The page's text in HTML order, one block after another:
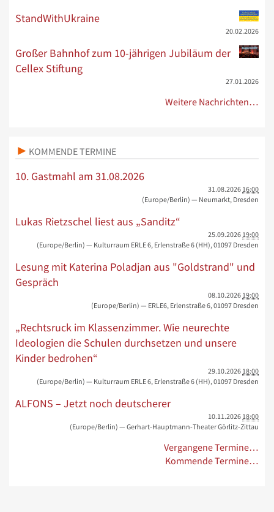
StandWithUkraine
20.02.2026
Großer Bahnhof zum 10-jährigen Jubiläum der
Cellex Stiftung
27.01.2026
Weitere Nachrichten…
KOMMENDE TERMINE
10. Gastmahl am 31.08.2026
31.08.2026 16:00
(Europe/Berlin) — Neumarkt, Dresden
Lukas Rietzschel liest aus „Sanditz“
25.09.2026 19:00
(Europe/Berlin) — Kulturraum ERLE 6, Erlenstraße 6 (HH), 01097 Dresden
Lesung mit Katerina Poladjan aus "Goldstrand" und
Gespräch
08.10.2026 19:00
(Europe/Berlin) — ERLE6, Erlenstraße 6, 01097 Dresden
„Rechtsruck im Klassenzimmer. Wie neurechte
Ideologien die Schulen durchsetzen und unsere
Kinder bedrohen“
29.10.2026 18:00
(Europe/Berlin) — Kulturraum ERLE 6, Erlenstraße 6 (HH), 01097 Dresden
ALFONS – Jetzt noch deutscherer
10.11.2026 18:00
(Europe/Berlin) — Gerhart-Hauptmann-Theater Görlitz-Zittau
Vergangene Termine…
Kommende Termine…